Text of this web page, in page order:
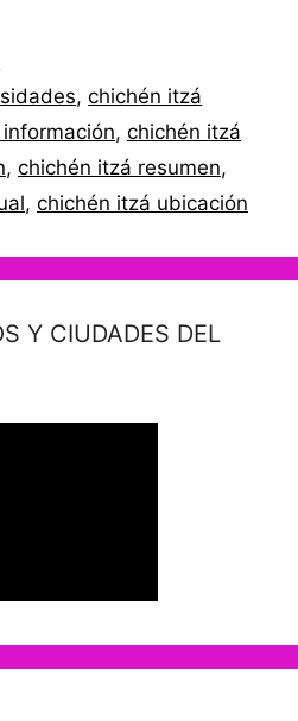
,chichén itzá
, chichén itzá
, chichén itzá resumen,
, chichén itzá ubicación
Y CIUDADES DEL